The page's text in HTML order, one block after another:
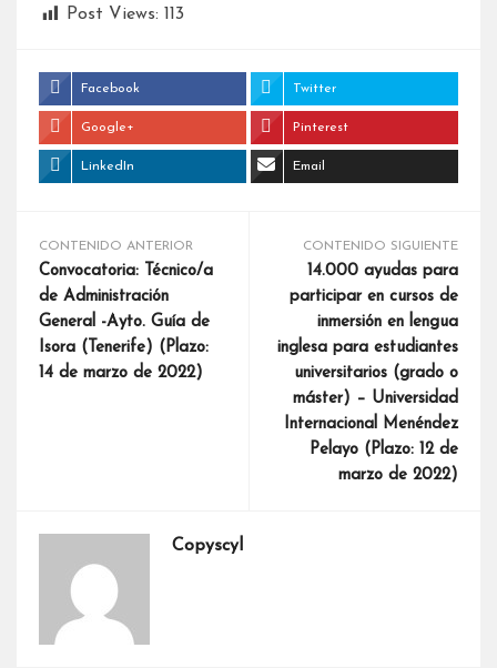
Post Views: 113
Facebook Twitter
Google+ Pinterest
LinkedIn Email
CONTENIDO ANTERIOR
Convocatoria: Técnico/a
de Administración
General -Ayto. Guía de
Isora (Tenerife) (Plazo:
14 de marzo de 2022)
CONTENIDO SIGUIENTE
14.000 ayudas para
participar en cursos de
inmersión en lengua
inglesa para estudiantes
universitarios (grado o
máster) – Universidad
Internacional Menéndez
Pelayo (Plazo: 12 de
marzo de 2022)
Copyscyl